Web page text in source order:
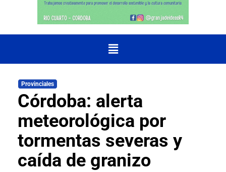
Provinciales
Córdoba: alerta
meteorológica por
tormentas severas y
caída de granizo